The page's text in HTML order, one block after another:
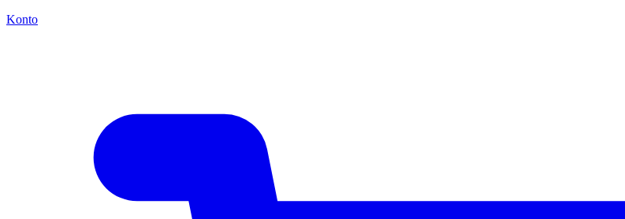
Konto